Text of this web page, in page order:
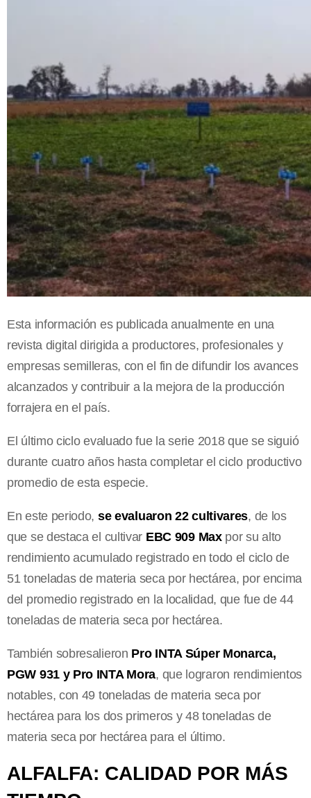
Esta información es publicada anualmente en una
revista digital dirigida a productores, profesionales y
empresas semilleras, con el fin de difundir los avances
alcanzados y contribuir a la mejora de la producción
forrajera en el país.
El último ciclo evaluado fue la serie 2018 que se siguió
durante cuatro años hasta completar el ciclo productivo
promedio de esta especie.
En este periodo, se evaluaron 22 cultivares, de los
que se destaca el cultivar EBC 909 Maxpor su alto
rendimiento acumulado registrado en todo el ciclo de
51 toneladas de materia seca por hectárea, por encima
del promedio registrado en la localidad, que fue de 44
toneladas de materia seca por hectárea.
También sobresalieron Pro INTA Súper Monarca,
PGW 931 y Pro INTA Mora, que lograron rendimientos
notables, con 49 toneladas de materia seca por
hectárea para los dos primeros y 48 toneladas de
materia seca por hectárea para el último.
ALFALFA: CALIDAD POR MÁS